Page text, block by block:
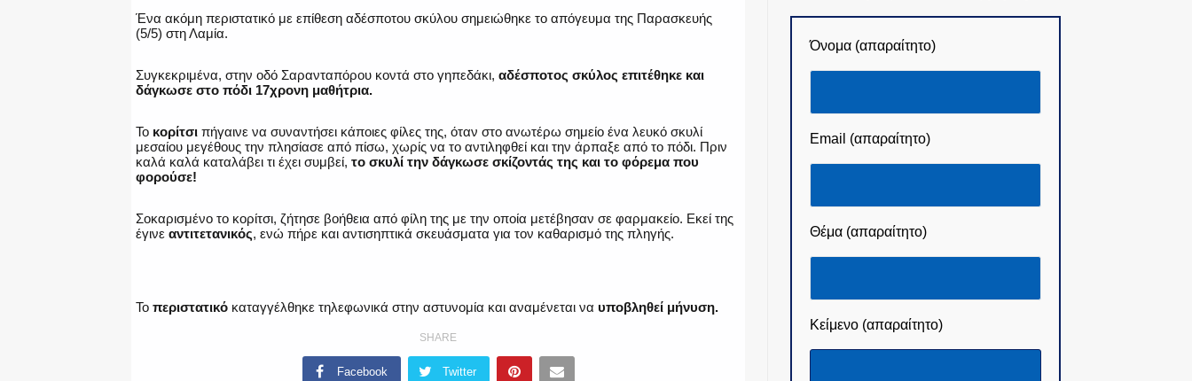
Ένα ακόμη περιστατικό με επίθεση αδέσποτου σκύλου σημειώθηκε το απόγευμα της Παρασκευής
(5/5) στη Λαμία.
Συγκεκριμένα, στην οδό Σαρανταπόρου κοντά στο γηπεδάκι, αδέσποτος σκύλος επιτέθηκε και
δάγκωσε στο πόδι 17χρονη μαθήτρια.
Το κορίτσι πήγαινε να συναντήσει κάποιες φίλες της, όταν στο ανωτέρω σημείο ένα λευκό σκυλί
μεσαίου μεγέθους την πλησίασε από πίσω, χωρίς να το αντιληφθεί και την άρπαξε από το πόδι. Πριν
καλά καλά καταλάβει τι έχει συμβεί, το σκυλί την δάγκωσε σκίζοντάς της και το φόρεμα που
φορούσε!
Σοκαρισμένο το κορίτσι, ζήτησε βοήθεια από φίλη της με την οποία μετέβησαν σε φαρμακείο. Εκεί της
έγινε αντιτετανικός, ενώ πήρε και αντισηπτικά σκευάσματα για τον καθαρισμό της πληγής.
Το περιστατικό καταγγέλθηκε τηλεφωνικά στην αστυνομία και αναμένεται να υποβληθεί μήνυση.
SHARE
Facebook Twitter
Όνομα (απαραίτητο)
Email (απαραίτητο)
Θέμα (απαραίτητο)
Κείμενο (απαραίτητο)